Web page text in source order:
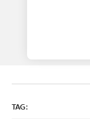
TAG: